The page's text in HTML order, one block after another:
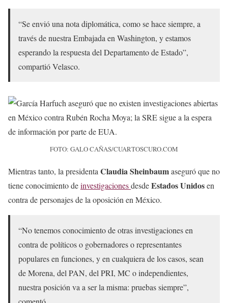
“Se envió una nota diplomática, como se hace siempre, a
través de nuestra Embajada en Washington, y estamos
esperando la respuesta del Departamento de Estado”,
compartió Velasco.
FOTO: GALO CAÑAS/CUARTOSCURO.COM
Mientras tanto, la presidenta Claudia Sheinbaumaseguró que no
tiene conocimiento deinvestigacionesdesdeEstados Unidosen
contra de personajes de la oposición en México.
“No tenemos conocimiento de otras investigaciones en
contra de políticos o gobernadores o representantes
populares en funciones, y en cualquiera de los casos, sean
de Morena, del PAN, del PRI, MC o independientes,
nuestra posición va a ser la misma: pruebas siempre”,